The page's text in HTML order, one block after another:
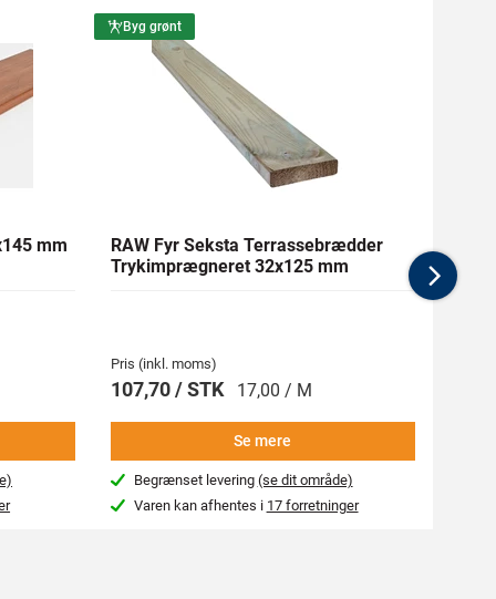
mm
Byg grønt
RAW Fyr Seksta Terrassebrædder
Trykimprægneret 32x125 mm
Pris (inkl. moms)
107,70 / STK 17,00 / M
Se mere
Begrænset levering (se dit område)
Varen kan afhentes i 17 forretninger
mm